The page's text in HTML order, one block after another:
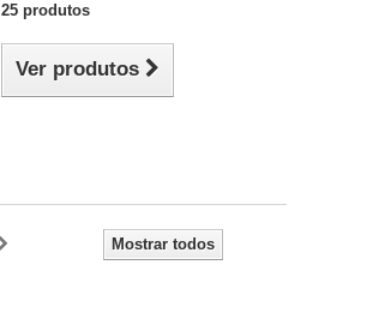
25 produtos
Ver produtos
Mostrar todos